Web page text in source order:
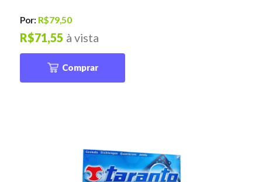
Por: R$79,50
à vista
R$71,55
Comprar